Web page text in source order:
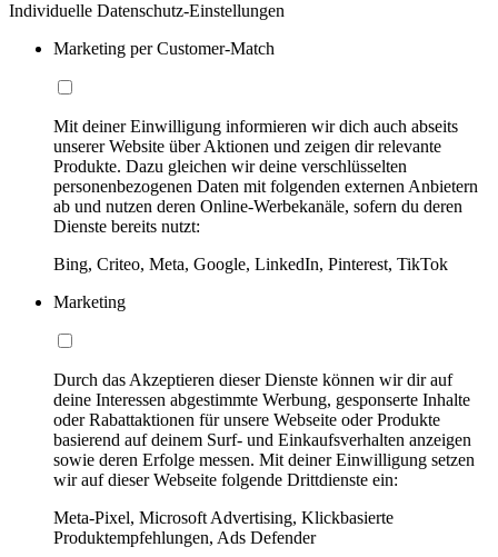
Individuelle Datenschutz-Einstellungen
Marketing per Customer-Match
Mit deiner Einwilligung informieren wir dich auch abseits
unserer Website über Aktionen und zeigen dir relevante
Produkte. Dazu gleichen wir deine verschlüsselten
personenbezogenen Daten mit folgenden externen Anbietern
ab und nutzen deren Online-Werbekanäle, sofern du deren
Dienste bereits nutzt:
Bing, Criteo, Meta, Google, LinkedIn, Pinterest, TikTok
Marketing
Durch das Akzeptieren dieser Dienste können wir dir auf
deine Interessen abgestimmte Werbung, gesponserte Inhalte
oder Rabattaktionen für unsere Webseite oder Produkte
basierend auf deinem Surf- und Einkaufsverhalten anzeigen
sowie deren Erfolge messen. Mit deiner Einwilligung setzen
wir auf dieser Webseite folgende Drittdienste ein:
Meta-Pixel, Microsoft Advertising, Klickbasierte
Produktempfehlungen, Ads Defender